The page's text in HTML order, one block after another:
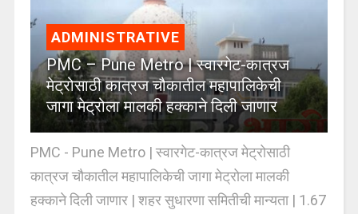
ADMINISTRATIVE
PMC – Pune Metro | स्वारगेट-कात्रज
मेट्रोसाठी कात्रज चौकातील महापालिकेची
जागा मेट्रोला मालकी हक्काने दिली जाणार
PMC - Pune Metro | स्वारगेट-कात्रज मेट्रोसाठी
कात्रज चौकातील महापालिकेची जागा मेट्रोला मालकी
हक्काने दिली जाणार | शहर सुधारणा समितीची मान्यता | 1.67